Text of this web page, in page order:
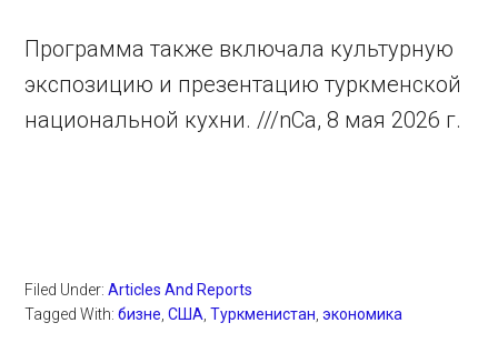
Программа также включала культурную
экспозицию и презентацию туркменской
национальной кухни. ///nCa, 8 мая 2026 г.
Filed Under:Articles And Reports
Tagged With:бизне,США,Туркменистан,экономика